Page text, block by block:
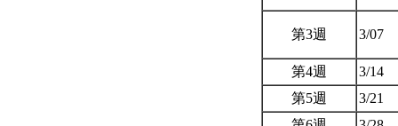
第3週 3/07
第4週
3/14
第5週
3/21